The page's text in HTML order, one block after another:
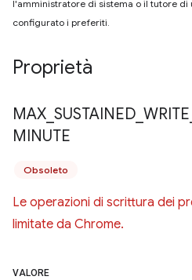
l'amministratore di sistema o il tutore di
configurato i preferiti.
Proprietà
MAX SUSTAINED WRITE
MINUTE
Obsoleto
Le operazioni di scrittura dei
limitate da Chrome.
VALORE